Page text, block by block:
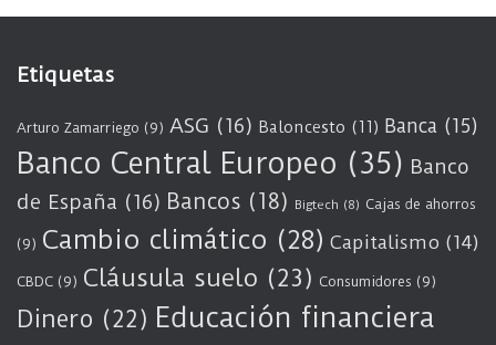
Etiquetas
Arturo Zamarriego (9) ASG (16) Baloncesto (11) Banca (15)
Banco Central Europeo (35) Banco
de España (16) Bancos (18) Bigtech (8) Cajas de ahorros
(9) Cambio climático (28) Capitalismo (14)
CBDC (9) Cláusula suelo (23) Consumidores (9)
Dinero (22) Educación financiera